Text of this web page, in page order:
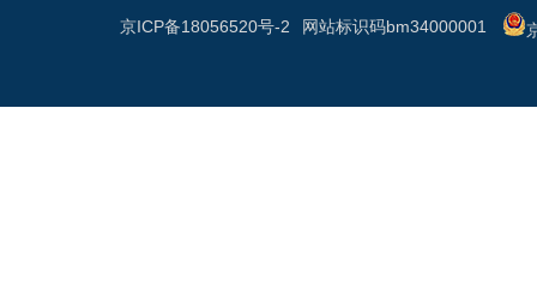
网站标识码bm34000001
京ICP备18056520号-2